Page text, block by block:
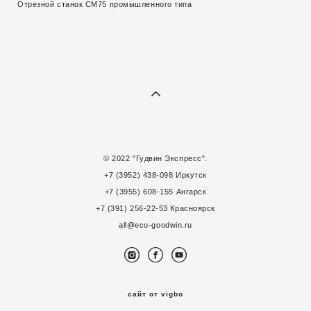
Отрезной станок CM75 промышленного типа
© 2022 "Гудвин Экспресс".
+7 (3952) 438-098 Иркутск
+7 (3955) 608-155 Ангарск
+7 (391) 256-22-53 Красноярск
all@eco-goodwin.ru
сайт от vigbo